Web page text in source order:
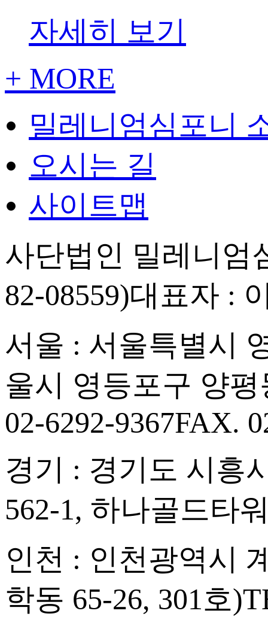
자세히 보기
+ MORE
밀레니엄심포니
오시는 길
사이트맵
사단법인 밀레니엄
82-08559)대표자 :
서울 : 서울특별시
울시 영등포구 양
02-6292-9367FAX.
경기 : 경기도 시흥
562-1, 하나골드타
인천 : 인천광역시
학동 65-26, 301호)